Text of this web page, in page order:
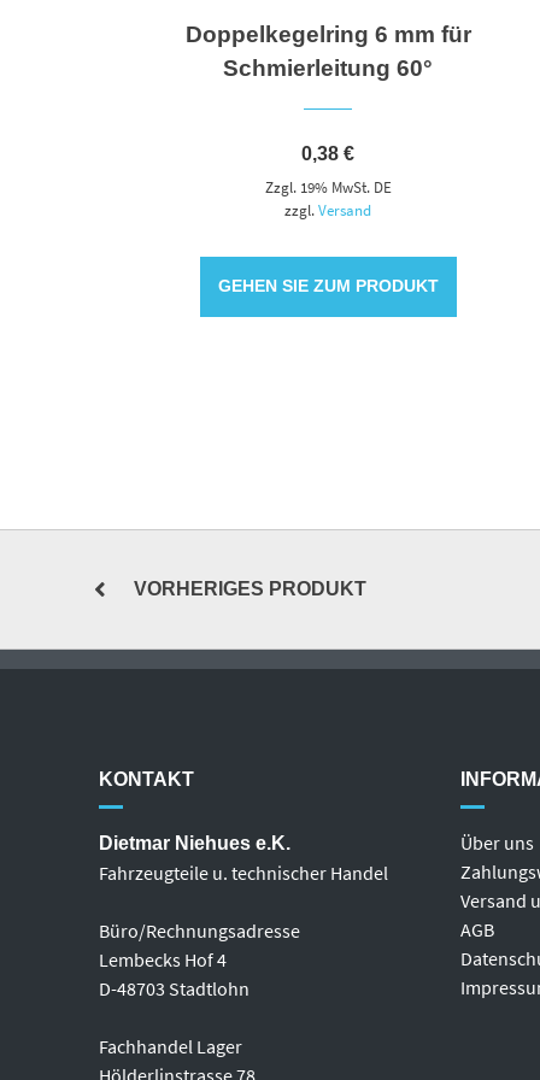
Doppelkegelring 6 mm für
Schmierleitung 60°
0,38€
Zzgl. 19% MwSt. DE
zzgl.Versand
GEHEN SIE ZUM PRODUKT
VORHERIGES PRODUKT
KONTAKT
Dietmar Niehues e.K.
Fahrzeugteile u. technischer Handel
Büro/Rechnungsadresse
Lembecks Hof 4
D-48703 Stadtlohn
Fachhandel Lager
Über uns
Versand
AGB